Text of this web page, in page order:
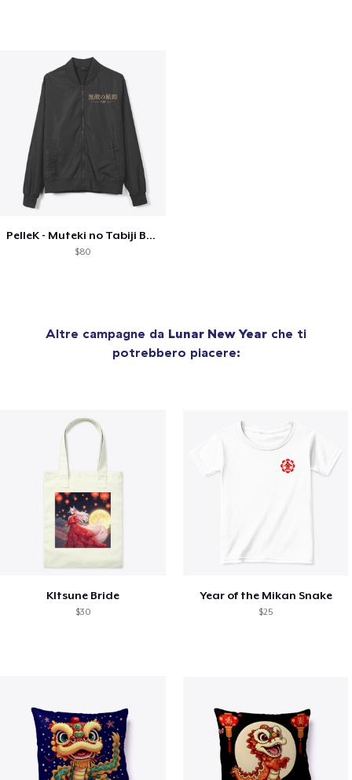
PelleK - Muteki no Tabiji Bomber Jacket
$80
Altre campagne da Lunar New Year che ti
potrebbero piacere:
KItsune Bride
$30
Year of the Mikan Snake
$25